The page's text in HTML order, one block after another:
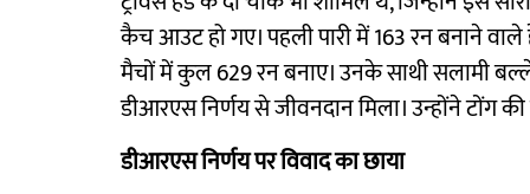
कैच आउट हो गए। पहली पारी में 163 रन बनाने वाले
मैचों में कुल 629 रन बनाए। उनके साथी सलामी
डीआरएस निर्णय से जीवनदान मिला। उन्होंने टोंग
डीआरएस निर्णय पर विवाद का छाया